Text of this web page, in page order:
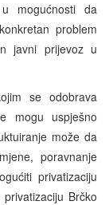
mogućnosti da
problem
javni prijevoz u
se odobrava
mogu uspješno
može da
poravnanje
privatizaciju
Brčko